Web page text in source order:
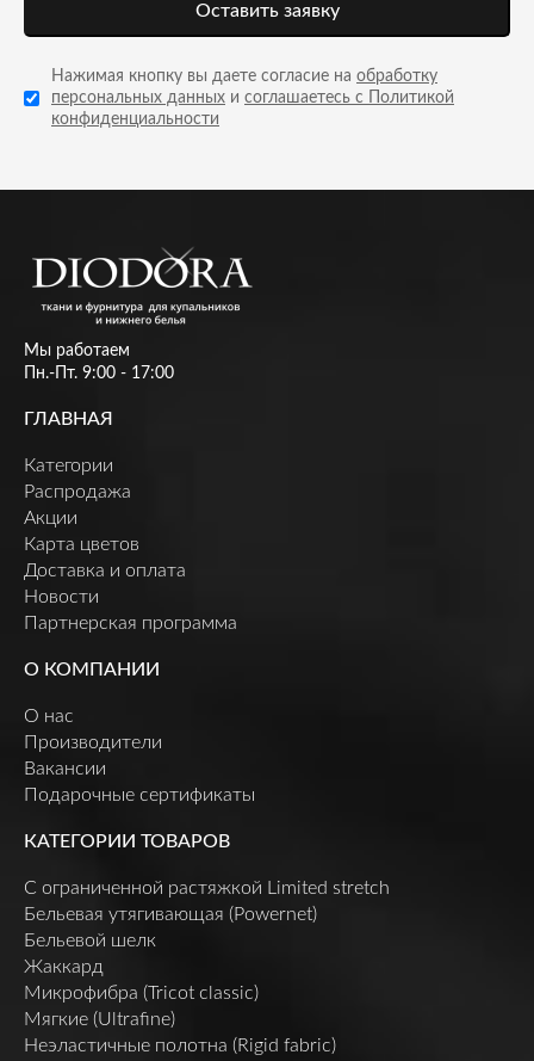
Оставить заявку
Нажимая кнопку вы даете согласие на обработку
персональных данных и соглашаетесь с Политикой
конфиденциальности
Мы работаем
Пн.-Пт. 9:00 - 17:00
ГЛАВНАЯ
Категории
Распродажа
Акции
Карта цветов
Доставка и оплата
Новости
Партнерская программа
О КОМПАНИИ
О нас
Производители
Вакансии
Подарочные сертификаты
КАТЕГОРИИ ТОВАРОВ
C ограниченной растяжкой Limited stretch
Бельевая утягивающая (Powernet)
Бельевой шелк
Жаккард
Микрофибра (Tricot classic)
Мягкие (Ultrafine)
Неэластичные полотна (Rigid fabric)